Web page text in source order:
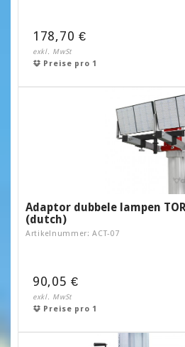
178,70 €
exkl. MwSt
Preise pro 1
Adaptor dubbele lampen
(dutch)
Artikelnummer: ACT-07
90,05 €
exkl. MwSt
Preise pro 1